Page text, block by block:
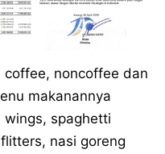
coffee, noncoffee dan
makanannya
spaghetti
nasi goreng